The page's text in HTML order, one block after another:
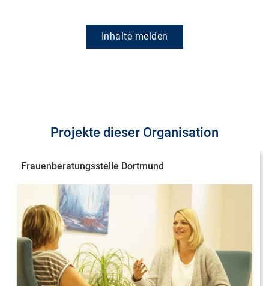
Inhalte melden
Projekte dieser Organisation
Frauenberatungsstelle Dortmund